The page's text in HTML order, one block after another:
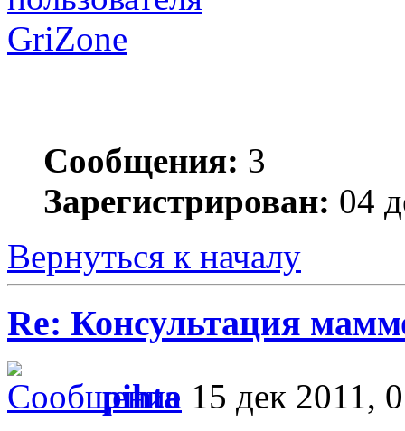
GriZone
Сообщения: 3
Зарегистрирован: 04
Вернуться к началу
Re: Консультация
pihta 15 дек 2011,